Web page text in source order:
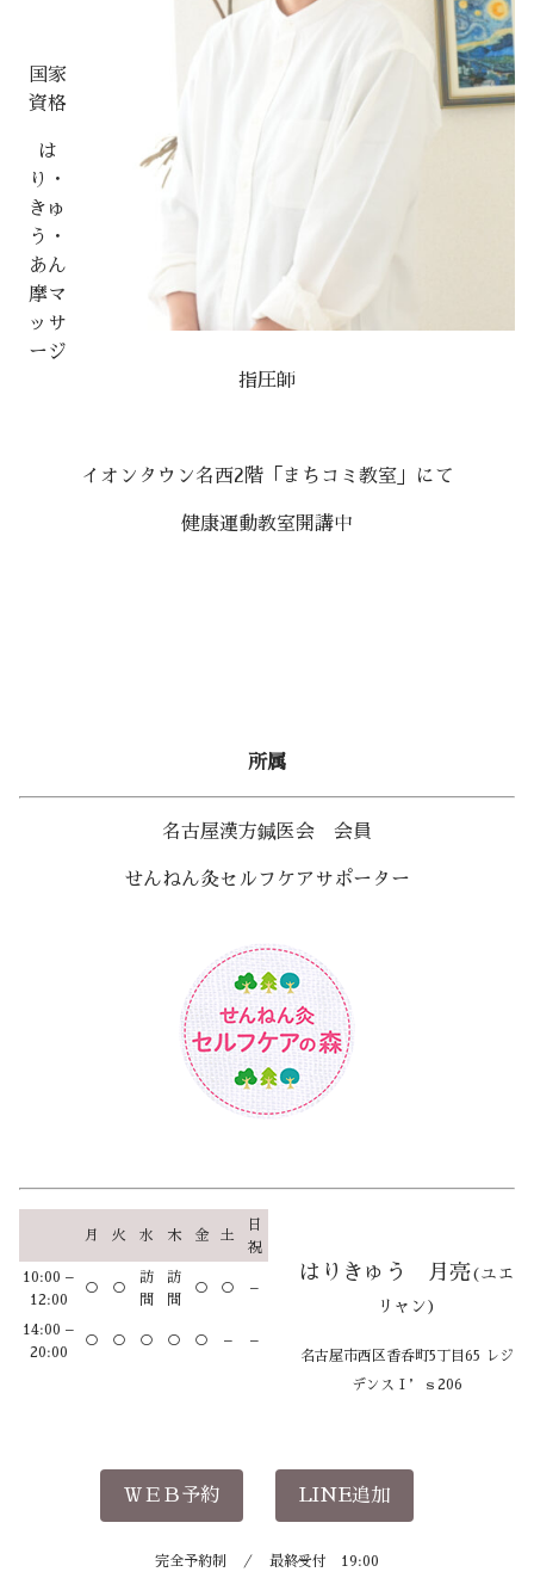
国家
資格
は
り・
きゅ
う・
あん
摩マ
ッサ
ージ
指圧師
イオンタウン名西2階「まちコミ教室」にて
健康運動教室開講中
所属
名古屋漢方鍼医会 会員
せんねん灸セルフケアサポーター
月 火 水 木 金 土
日
祝
10:00 –
12:00
○ ○
訪
問
訪
問
○ ○ –
14:00 –
20:00
○ ○ ○ ○ ○ – –
はりきゅう 月亮(ユエ
リャン)
名古屋市西区香呑町5丁目65 レジ
デンスＩ’ｓ206
ＷＥＢ予約 LINE追加
完全予約制 ／ 最終受付 19:00